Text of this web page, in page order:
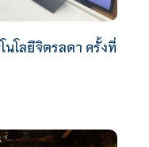
นโลยีจิตรลดา ครั้งที่